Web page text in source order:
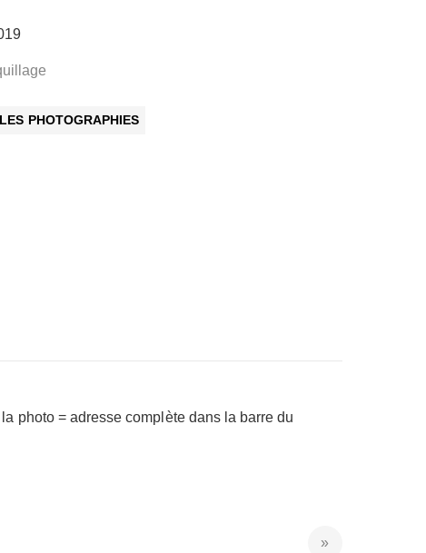
PHOTOGRAPHIES
photo = adresse complète dans la barre du